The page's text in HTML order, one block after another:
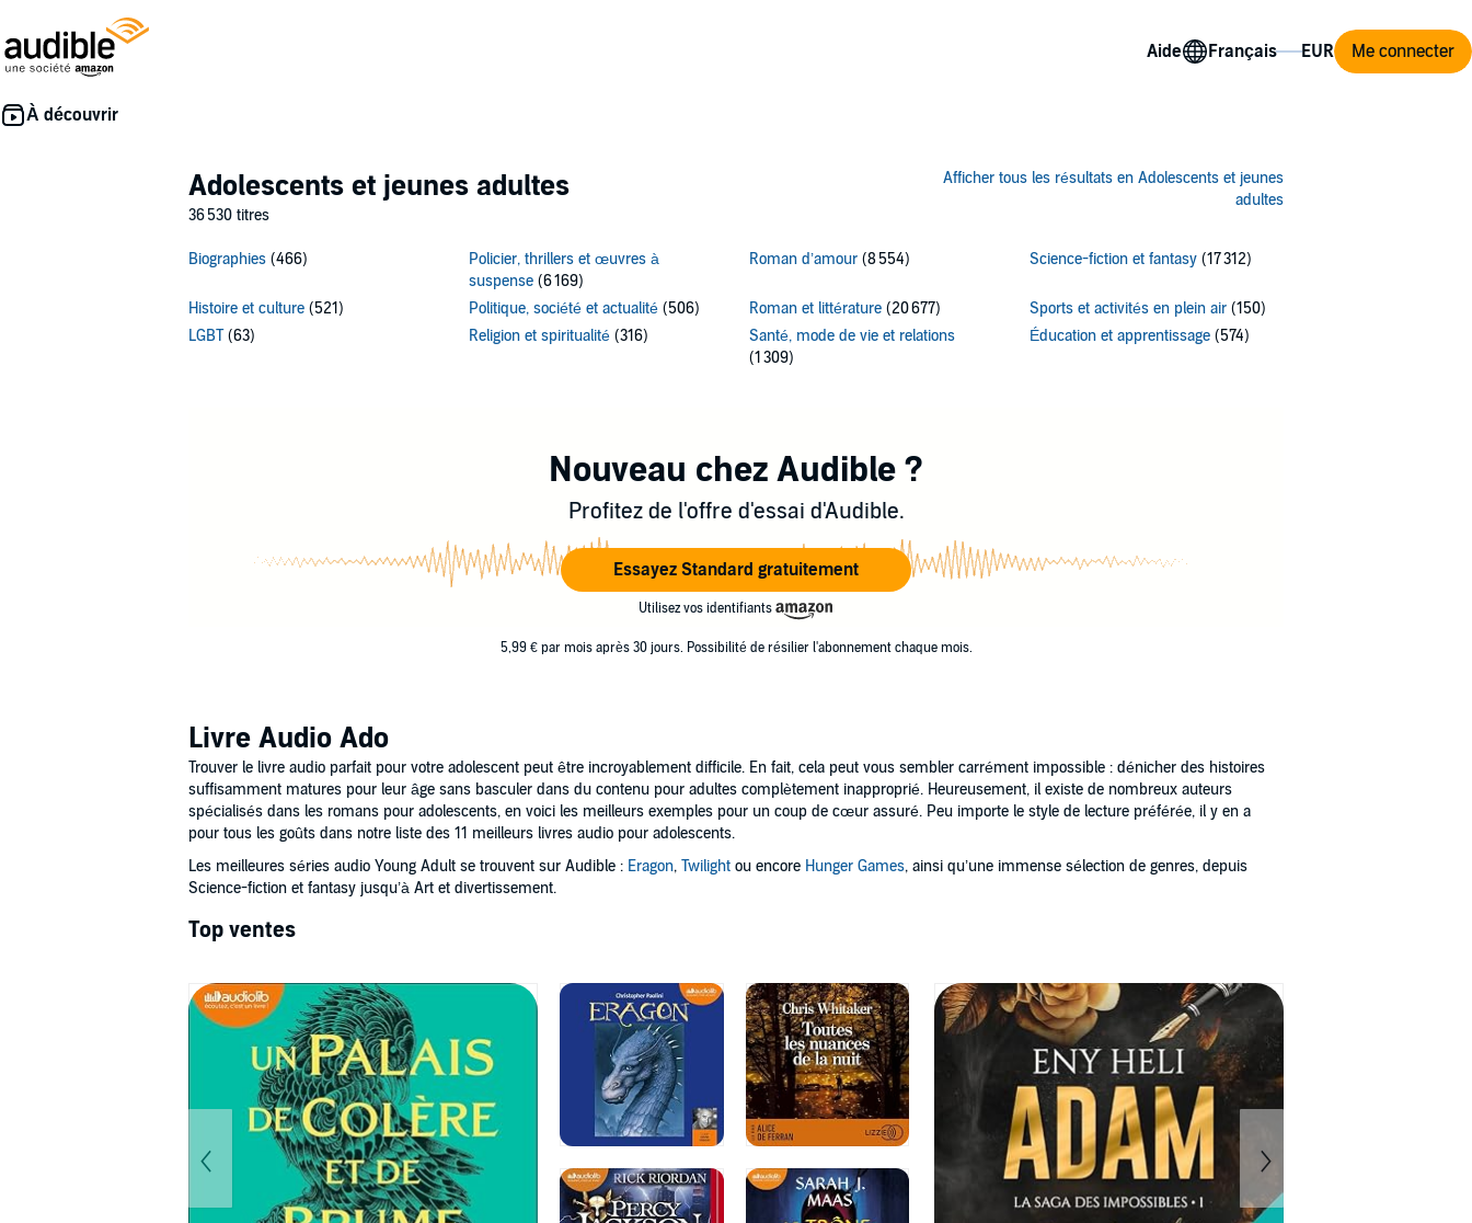
Aide Me connecter
Adolescents et jeunes adultes
36 530 titres
Afficher tous les résultats en Adolescents et jeunes
adultes
Biographies (466)
Policier, thrillers et œuvres à
suspense (6 169)
Roman d’amour (8 554) Science-fiction et fantasy (17 312)
Histoire et culture (521) Politique, société et actualité (506) Roman et littérature (20 677) Sports et activités en plein air (150)
LGBT (63) Religion et spiritualité (316)
Santé, mode de vie et relations
(1 309)
Éducation et apprentissage (574)
Nouveau chez Audible ?
Profitez de l'offre d'essai d'Audible.
Essayez Standard gratuitement
Utilisez vos identifiants
5,99 € par mois après 30 jours. Possibilité de résilier l'abonnement chaque mois.
Livre Audio Ado
Trouver le livre audio parfait pour votre adolescent peut être incroyablement difficile. En fait, cela peut vous sembler carrément impossible : dénicher des histoires
suffisamment matures pour leur âge sans basculer dans du contenu pour adultes complètement inapproprié. Heureusement, il existe de nombreux auteurs
spécialisés dans les romans pour adolescents, en voici les meilleurs exemples pour un coup de cœur assuré. Peu importe le style de lecture préférée, il y en a
pour tous les goûts dans notre liste des 11 meilleurs livres audio pour adolescents.
Les meilleures séries audio Young Adult se trouvent sur Audible : Eragon, Twilight ou encore Hunger Games, ainsi qu’une immense sélection de genres, depuis
Science-fiction et fantasy jusqu’à Art et divertissement.
Top ventes